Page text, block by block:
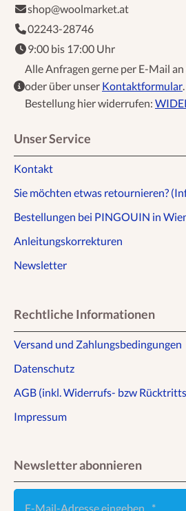
shop@woolmarket.at
02243-28746
9:00 bis 17:00 Uhr
Alle Anfragen gerne per E-Mail
oder über unser Kontaktformular
Bestellung hier widerrufen:
Unser Service
Kontakt
Sie möchten etwas retournieren?
Bestellungen bei PINGOUIN in
Anleitungskorrekturen
Newsletter
Rechtliche Informationen
Versand und Zahlungsbedingungen
Datenschutz
AGB (inkl. Widerrufs- bzw
Impressum
Newsletter abonnieren
E-Mail-Adresse eingeben ...